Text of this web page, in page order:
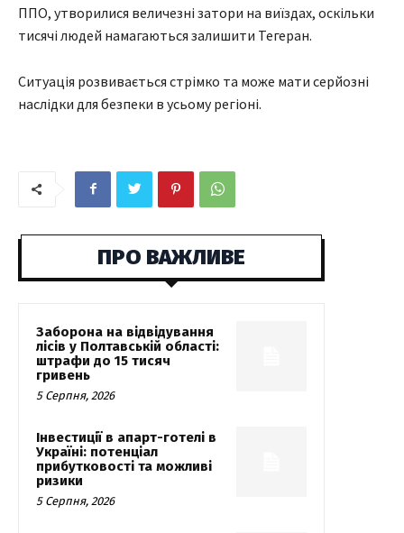
ППО, утворилися величезні затори на виїздах, оскільки
тисячі людей намагаються залишити Тегеран.
Ситуація розвивається стрімко та може мати серйозні
наслідки для безпеки в усьому регіоні.
ПРО ВАЖЛИВЕ
Заборона на відвідування
лісів у Полтавській області:
штрафи до 15 тисяч
гривень
5 Серпня, 2026
Інвестиції в апарт-готелі в
Україні: потенціал
прибутковості та можливі
ризики
5 Серпня, 2026